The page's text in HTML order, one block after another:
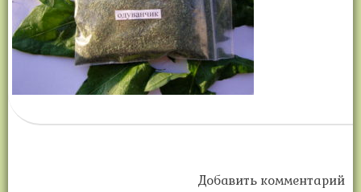
Добавить комментарий